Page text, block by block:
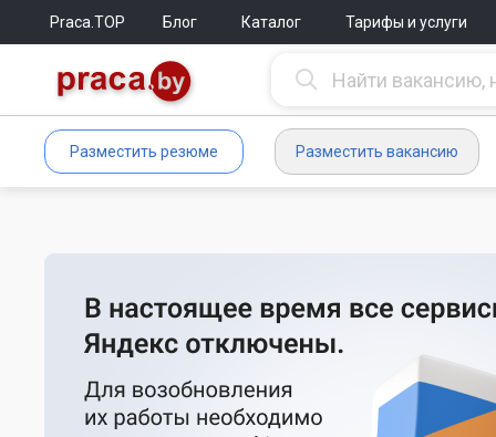
Praca.TOP Блог Каталог Тарифы и услуги
Разместить резюме Разместить вакансию